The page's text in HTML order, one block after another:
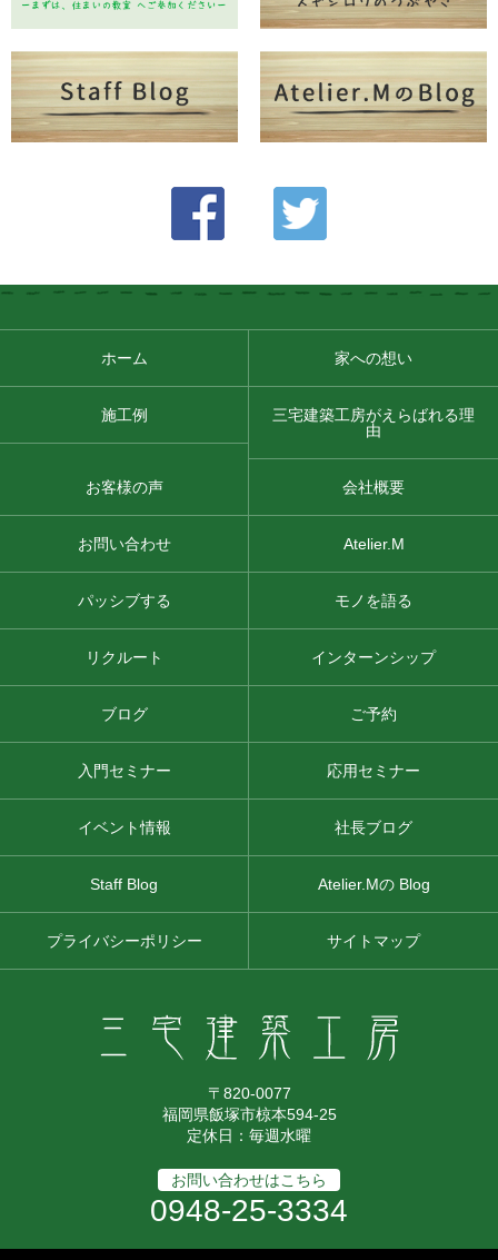
ホーム 家への想い
施工例
三宅建築工房がえらばれる理
由
お客様の声 会社概要
お問い合わせ Atelier.M
パッシブする モノを語る
リクルート インターンシップ
ブログ ご予約
入門セミナー 応用セミナー
イベント情報 社長ブログ
Staff Blog Atelier.Mの Blog
プライバシーポリシー サイトマップ
〒820-0077
福岡県飯塚市椋本594-25
定休日：毎週水曜
お問い合わせはこちら
0948-25-3334